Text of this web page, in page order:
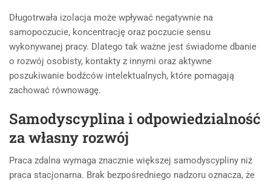
Długotrwała izolacja może wpływać negatywnie na
samopoczucie, koncentrację oraz poczucie sensu
wykonywanej pracy. Dlatego tak ważne jest świadome dbanie
o rozwój osobisty, kontakty z innymi oraz aktywne
poszukiwanie bodźców intelektualnych, które pomagają
zachować równowagę.
Samodyscyplina i odpowiedzialność
za własny rozwój
Praca zdalna wymaga znacznie większej samodyscypliny niż
praca stacjonarna. Brak bezpośredniego nadzoru oznacza, że